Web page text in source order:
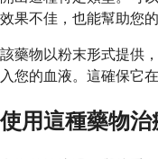
效果不佳，也能幫助您的
該藥物以粉末形式提供
入您的血液。這確保它
使用這種藥物治